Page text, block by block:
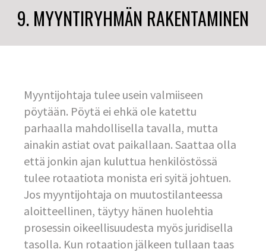
9. MYYNTIRYHMÄN RAKENTAMINEN
Myyntijohtaja tulee usein valmiiseen
pöytään. Pöytä ei ehkä ole katettu
parhaalla mahdollisella tavalla, mutta
ainakin astiat ovat paikallaan. Saattaa olla
että jonkin ajan kuluttua henkilöstössä
tulee rotaatiota monista eri syitä johtuen.
Jos myyntijohtaja on muutostilanteessa
aloitteellinen, täytyy hänen huolehtia
prosessin oikeellisuudesta myös juridisella
tasolla. Kun rotaation jälkeen tullaan taas